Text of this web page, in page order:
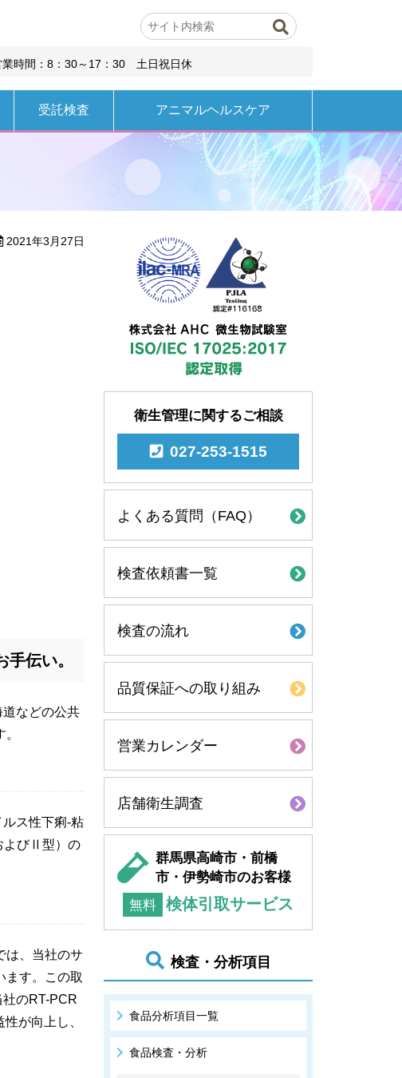
業時間：8：30～17：30 土日祝日休
受託検査 アニマルヘルスケア
2021年3月27日
伝い。
などの公共
ス性下痢-粘
よびⅡ型）の
は、当社のサ
ます。この取
のRT-PCR
が向上し、
衛生管理に関するご相談
027-253-1515
よくある質問（FAQ）
検査依頼書一覧
検査の流れ
品質保証への取り組み
営業カレンダー
店舗衛生調査
群馬県高崎市・前橋
市・伊勢崎市のお客様
無料 検体引取サービス
検査・分析項目
食品分析項目一覧
食品検査・分析